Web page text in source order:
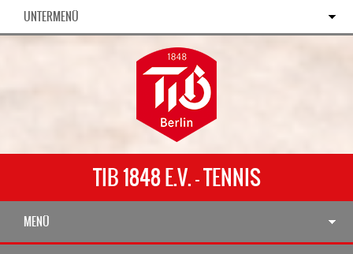
UNTERMENÜ
TIB 1848 E.V. - TENNIS
MENÜ